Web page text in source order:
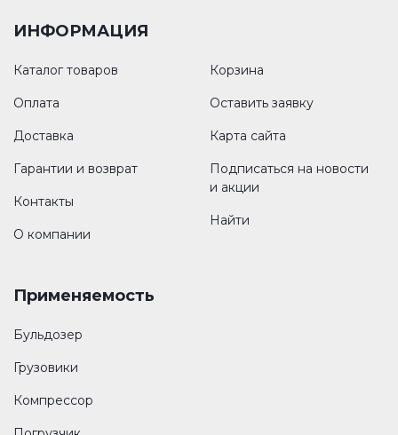
ИНФОРМАЦИЯ
Каталог товаров
Оплата
Доставка
Гарантии и возврат
Контакты
О компании
Корзина
Оставить заявку
Карта сайта
Подписаться на новости
и акции
Найти
Применяемость
Бульдозер
Грузовики
Компрессор